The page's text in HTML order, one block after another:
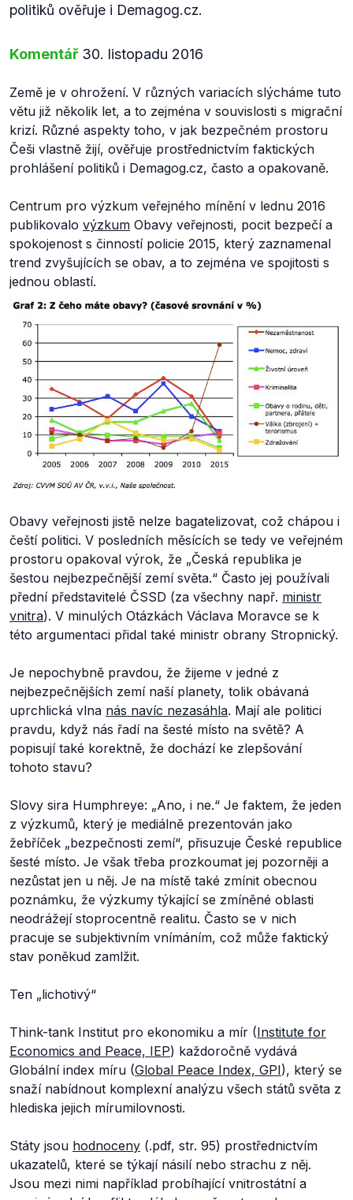
politiků ověřuje i Demagog.cz.
Komentář 30. listopadu 2016
Země je v ohrožení. V různých variacích slýcháme tuto
větu již několik let, a to zejména v souvislosti s migrační
krizí. Různé aspekty toho, v jak bezpečném prostoru
Češi vlastně žijí, ověřuje prostřednictvím faktických
prohlášení politiků i Demagog.cz, často a opakovaně.
Centrum pro výzkum veřejného mínění v lednu 2016
publikovalo výzkum Obavy veřejnosti, pocit bezpečí a
spokojenost s činností policie 2015, který zaznamenal
trend zvyšujících se obav, a to zejména ve spojitosti s
jednou oblastí.
Obavy veřejnosti jistě nelze bagatelizovat, což chápou i
čeští politici. V posledních měsících se tedy ve veřejném
prostoru opakoval výrok, že „Česká republika je
šestou nejbezpečnější zemí světa.“ Často jej používali
přední představitelé ČSSD (za všechny např. ministr
vnitra). V minulých Otázkách Václava Moravce se k
této argumentaci přidal také ministr obrany Stropnický.
Je nepochybně pravdou, že žijeme v jedné z
nejbezpečnějších zemí naší planety, tolik obávaná
uprchlická vlna nás navíc nezasáhla. Mají ale politici
pravdu, když nás řadí na šesté místo na světě? A
popisují také korektně, že dochází ke zlepšování
tohoto stavu?
Slovy sira Humphreye: „Ano, i ne.“ Je faktem, že jeden
z výzkumů, který je mediálně prezentován jako
žebříček „bezpečnosti zemí“, přisuzuje České republice
šesté místo. Je však třeba prozkoumat jej pozorněji a
nezůstat jen u něj. Je na místě také zmínit obecnou
poznámku, že výzkumy týkající se zmíněné oblasti
neodrážejí stoprocentně realitu. Často se v nich
pracuje se subjektivním vnímáním, což může faktický
stav poněkud zamlžit.
Ten „lichotivý“
Think-tank Institut pro ekonomiku a mír (Institute for
Economics and Peace, IEP) každoročně vydává
Globální index míru (Global Peace Index, GPI), který se
snaží nabídnout komplexní analýzu všech států světa z
hlediska jejich mírumilovnosti.
Státy jsou hodnoceny (.pdf, str. 95) prostřednictvím
ukazatelů, které se týkají násilí nebo strachu z něj.
Jsou mezi nimi například probíhající vnitrostátní a